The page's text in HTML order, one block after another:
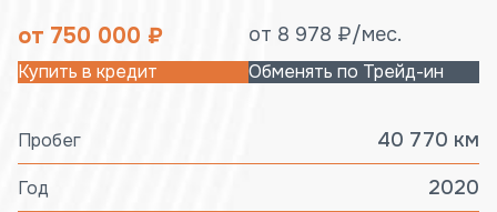
от 750 000 ₽ от 8 978 ₽/мес.
Купить в кредит Обменять по Трейд-ин
Пробег 40 770 км
Год 2020